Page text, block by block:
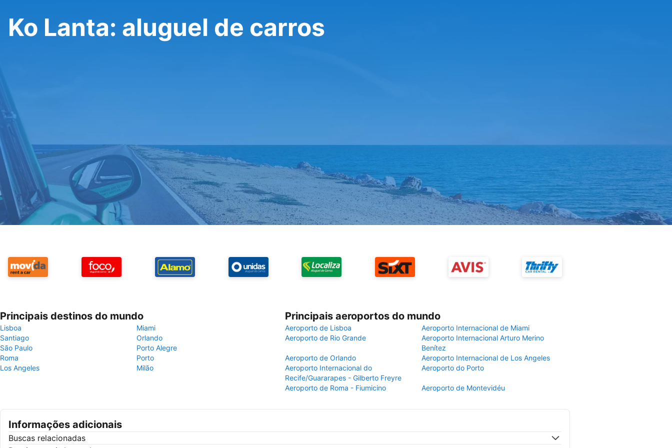
Ko Lanta: aluguel de carros
Principais destinos do mundo
Lisboa
Miami
Santiago
Orlando
São Paulo
Porto Alegre
Roma
Porto
Los Angeles
Milão
Principais aeroportos do mundo
Aeroporto de Lisboa
Aeroporto Internacional de Miami
Aeroporto de Rio Grande
Aeroporto Internacional Arturo Merino
Benítez
Aeroporto de Orlando
Aeroporto Internacional de Los Angeles
Aeroporto Internacional do
Recife/Guararapes - Gilberto Freyre
Aeroporto do Porto
Aeroporto de Roma - Fiumicino Aeroporto de Montevidéu
Informações adicionais
Buscas relacionadas